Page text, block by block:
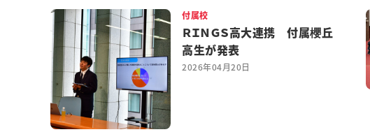
付属校
ＲＩＮＧＳ高大連携 付属櫻丘
高生が発表
2026年04月20日